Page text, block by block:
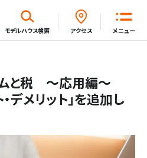
メニュー
モデルハウス検索 アクセス
ムと税 ～応用編～
デメリット」を追加し
閉じる